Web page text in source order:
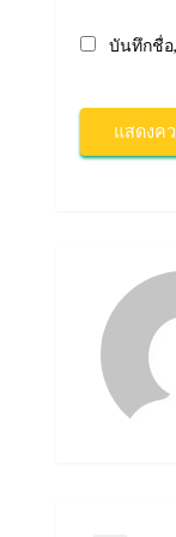
บันทึกชื่อ